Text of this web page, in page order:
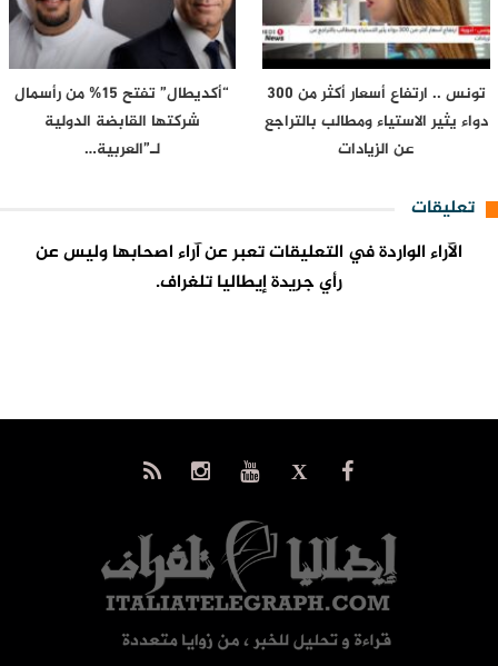
تونس .. ارتفاع أسعار أكثر من 300
دواء يثير الاستياء ومطالب بالتراجع
عن الزيادات
“أكديطال” تفتح 15% من رأسمال
شركتها القابضة الدولية
لـ”العربية…
تعليقات
الآراء الواردة في التعليقات تعبر عن آراء اصحابها وليس عن
رأي جريدة إيطاليا تلغراف.